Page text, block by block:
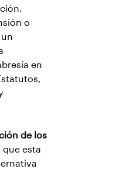
o
en
de los
que esta